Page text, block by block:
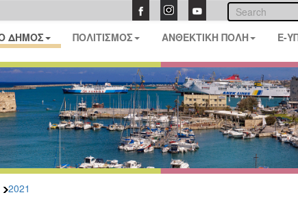
ΔΗΜΟΣ ΠΟΛΙΤΙΣΜΟΣ ΑΝΘΕΚΤΙΚΗ ΠΟΛΗ E-
2021